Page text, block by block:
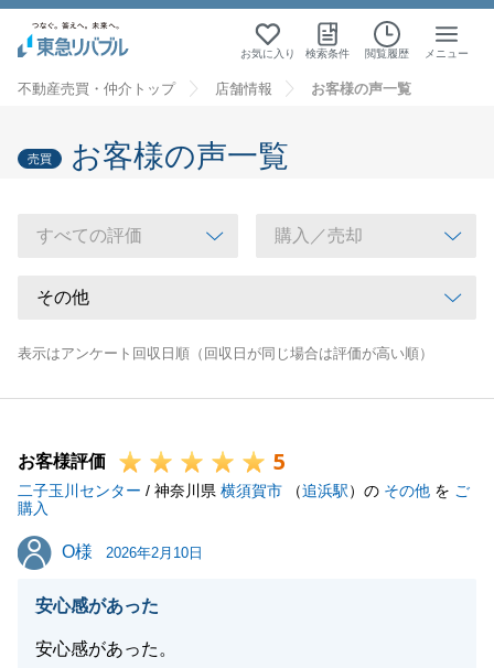
お気に入り 検索条件 閲覧履歴 メニュー
不動産売買・仲介トップ 店舗情報 お客様の声一覧
売買 お客様の声一覧
表示はアンケート回収日順（回収日が同じ場合は評価が高い順）
お客様評価 5
二子玉川センター / 神奈川県 横須賀市 （追浜駅）の その他 を ご
購入
O様
O様 2026年2月10日
安心感があった
安心感があった。